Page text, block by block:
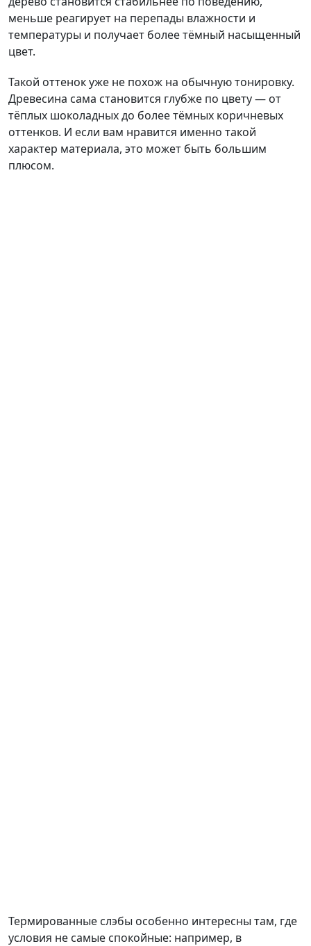
меньше реагирует на перепады влажности и
температуры и получает более тёмный насыщенный
цвет.
Такой оттенок уже не похож на обычную тонировку.
Древесина сама становится глубже по цвету — от
тёплых шоколадных до более тёмных коричневых
оттенков. И если вам нравится именно такой
характер материала, это может быть большим
плюсом.
Термированные слэбы особенно интересны там, где
условия не самые спокойные: например, в